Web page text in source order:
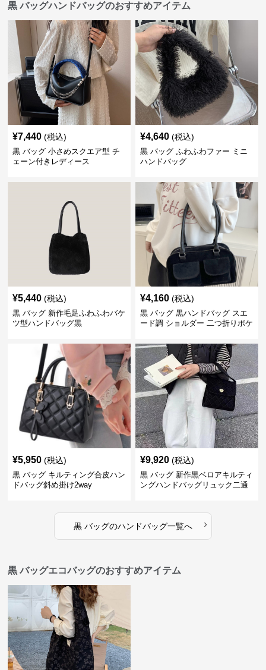
黒 バッグハンドバッグのおすすめアイテム
¥7,440 (税込)
黒 バッグ 小さめスクエア型 チ
ェーン付きレディース
¥4,640 (税込)
黒 バッグ ふわふわファー ミニ
ハンドバッグ
¥5,440 (税込)
黒 バッグ 新作毛足ふわふわバケ
ツ型ハンドバッグ黒
¥4,160 (税込)
黒 バッグ 黒ハンドバッグ スエ
ード調 ショルダー 二つ折りポケ
¥5,950 (税込)
黒 バッグ キルティング合皮ハン
ドバッグ斜め掛け2way
¥9,920 (税込)
黒 バッグ 新作黒ベロアキルティ
ングハンドバッグリュック二通
黒 バッグのハンドバッグ一覧へ ›
黒 バッグエコバッグのおすすめアイテム